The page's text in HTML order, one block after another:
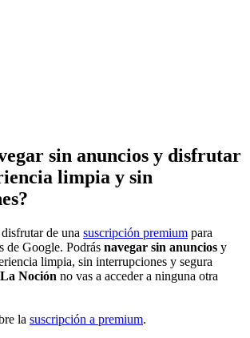
sin anuncios y disfrutar
limpia y sin
de una suscripción premium para
de Google. Podrás navegar sin anuncios y
limpia, sin interrupciones y segura
La Noción no vas a acceder a ninguna otra
la suscripción a premium.